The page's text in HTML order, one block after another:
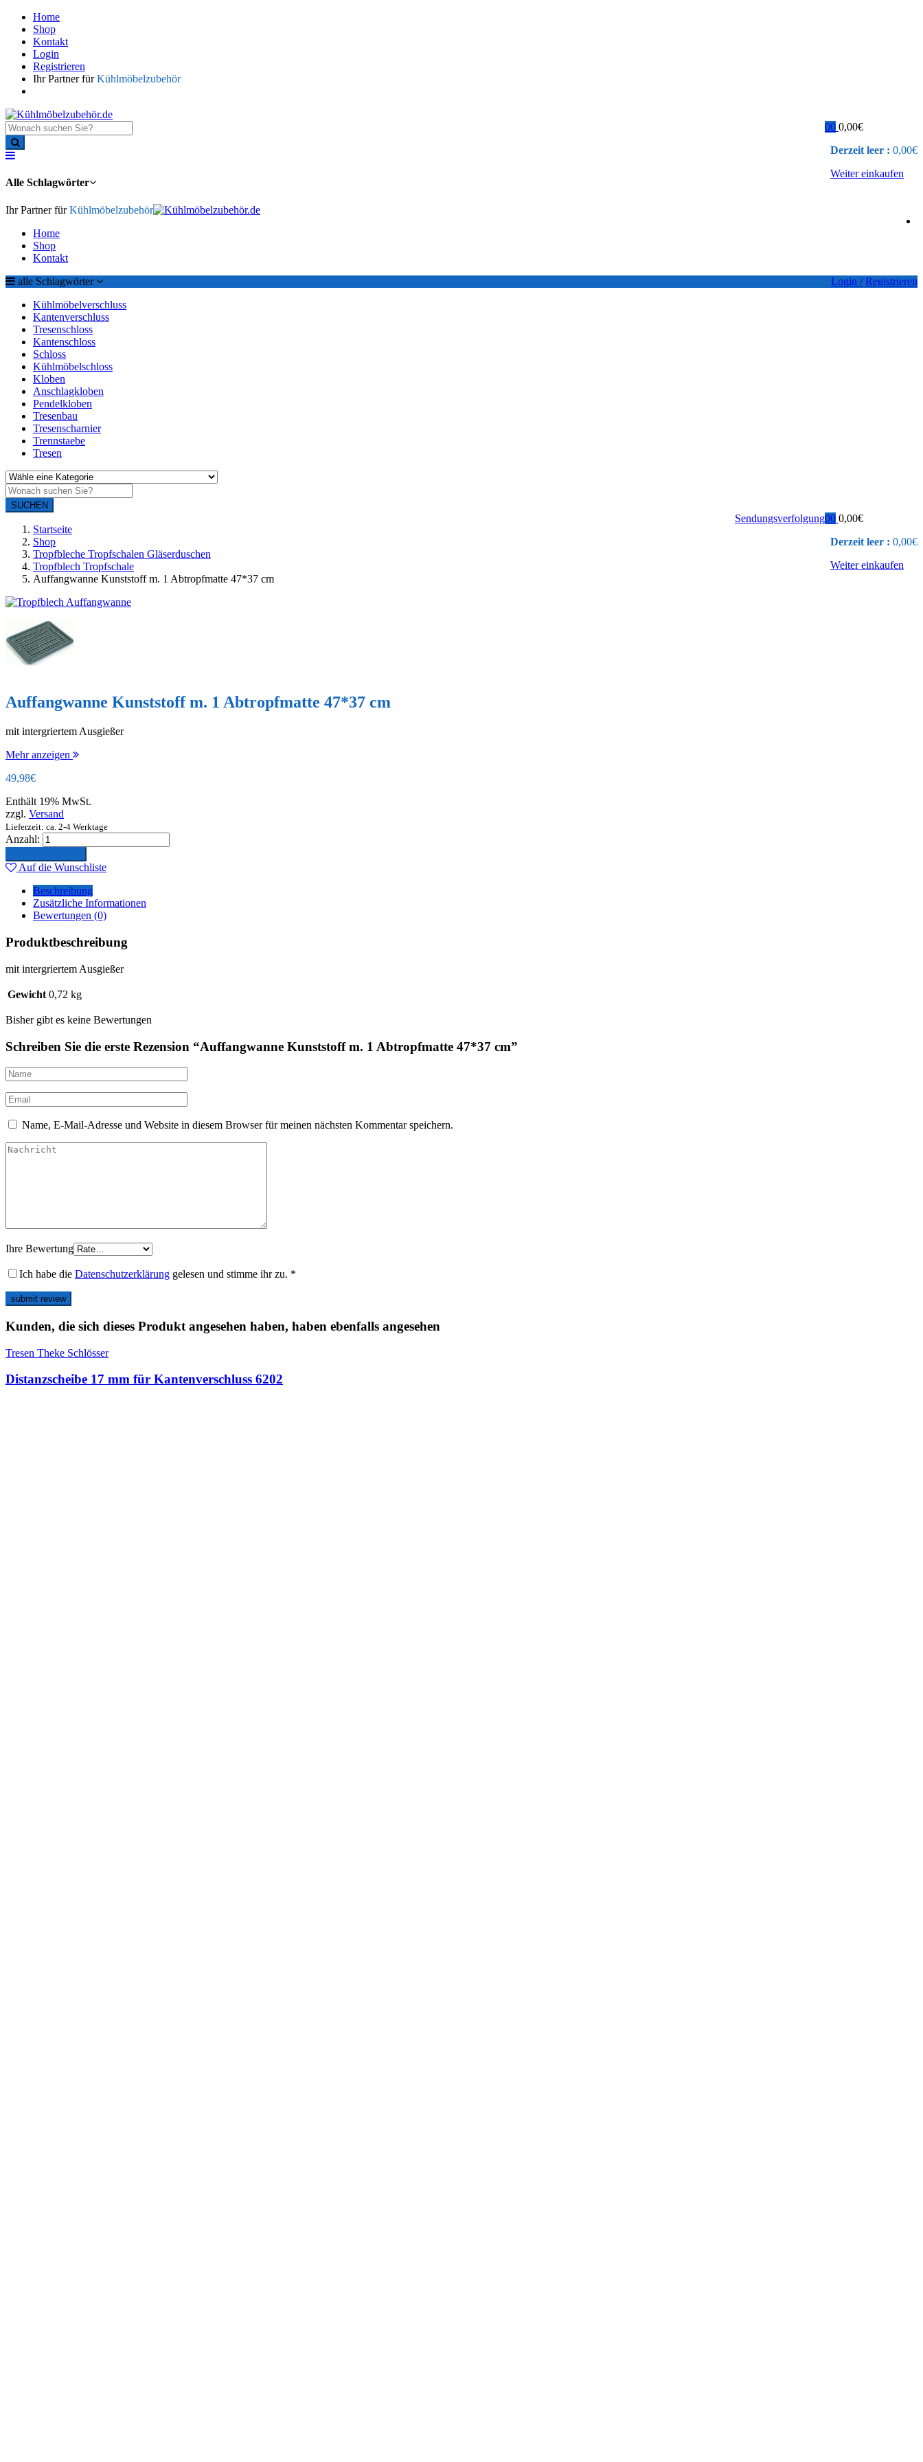
Home
Shop
Kontakt
Login
Registrieren
Ihr Partner fürKühlmöbelzubehör
0 0,00€
Derzeit leer : 0,00€
Weiter einkaufen
0
Alle Schlagwörter
Ihr Partner fürKühlmöbelzubehör
Home
Shop
Kontakt
Login / Registrieren
alle Schlagwörter
Kühlmöbelverschluss
Kantenverschluss
Tresenschloss
Kantenschloss
Schloss
Kühlmöbelschloss
Kloben
Anschlagkloben
Pendelkloben
Tresenbau
Tresenscharnier
Trennstaebe
Tresen
SUCHEN
0 0,00€
Derzeit leer : 0,00€
Weiter einkaufen
0
Sendungsverfolgung
Startseite
Shop
Tropfbleche Tropfschalen Gläserduschen
Tropfblech Tropfschale
Auffangwanne Kunststoff m. 1 Abtropfmatte 47*37 cm
Auffangwanne Kunststoff m. 1 Abtropfmatte 47*37 cm
mit intergriertem Ausgießer
Mehr anzeigen
49,98€
Enthält 19% MwSt.
zzgl. Versand
Lieferzeit: ca. 2-4 Werktage
Anzahl:
Auf die Wunschliste
Beschreibung
Zusätzliche Informationen
Bewertungen (0)
Produktbeschreibung
mit intergriertem Ausgießer
Gewicht 0,72 kg
Bisher gibt es keine Bewertungen
Schreiben Sie die erste Rezension “Auffangwanne Kunststoff m. 1 Abtropfmatte 47*37 cm”
Name, E-Mail-Adresse und Website in diesem Browser für meinen nächsten Kommentar speichern.
Ihre Bewertung
Ich habe die Datenschutzerklärung gelesen und stimme ihr zu. *
Kunden, die sich dieses Produkt angesehen haben, haben ebenfalls angesehen
Tresen Theke Schlösser
Distanzscheibe 17 mm für Kantenverschluss 6202